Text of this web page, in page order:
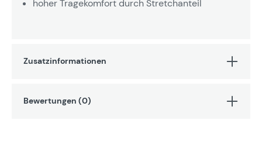
hoher Tragekomfort durch Stretchanteil
Zusatzinformationen
Bewertungen (0)